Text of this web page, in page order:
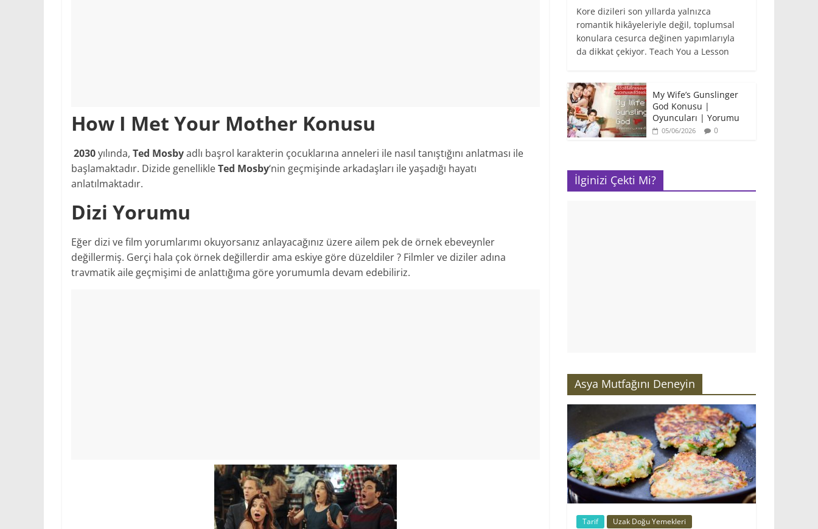
How I Met Your Mother Konusu
2030yılında, Ted Mosbyadlı başrol karakterin çocuklarına anneleri ile nasıl tanıştığını anlatması ile
başlamaktadır. Dizide genellikleTed Mosby‘nin geçmişinde arkadaşları ile yaşadığı hayatı
anlatılmaktadır.
Dizi Yorumu
Eğer dizi ve film yorumlarımı okuyorsanız anlayacağınız üzere ailem pek de örnek ebeveynler
değillermiş. Gerçi hala çok örnek değillerdir ama eskiye göre düzeldiler ? Filmler ve diziler adına
travmatik aile geçmişimi de anlattığıma göre yorumumla devam edebiliriz.
Kore dizileri son yıllarda yalnızca
romantik hikâyeleriyle değil, toplumsal
konulara cesurca değinen yapımlarıyla
da dikkat çekiyor. Teach You a Lesson
My Wife’s Gunslinger
God Konusu |
Oyuncuları | Yorumu
05/06/2026 0
İlginizi Çekti Mi?
Asya Mutfağını Deneyin
Tarif
Uzak Doğu Yemekleri